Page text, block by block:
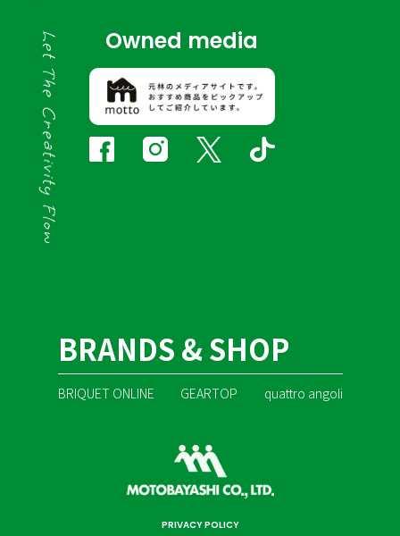
Owned media
BRANDS & SHOP
BRIQUET ONLINE GEARTOP quattro angoli
PRIVACY POLICY